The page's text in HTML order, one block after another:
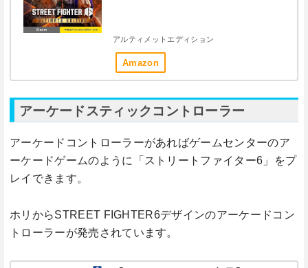
アルティメットエディション
Amazon
アーケードスティックコントローラー
アーケードコントローラーがあればゲームセンターのア
ーケードゲームのように「ストリートファイター6」をプ
レイできます。
ホリからSTREET FIGHTER6デザインのアーケードコン
トローラーが発売されています。